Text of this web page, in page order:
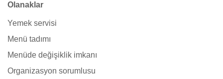
Olanaklar
Yemek servisi
Menü tadımı
Menüde değişiklik imkanı
Organizasyon sorumlusu